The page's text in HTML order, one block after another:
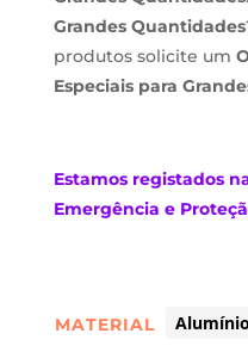
Grandes Quantidades
produtos solicite um
Especiais para
Estamosregistados
Emergência e
MATERIAL